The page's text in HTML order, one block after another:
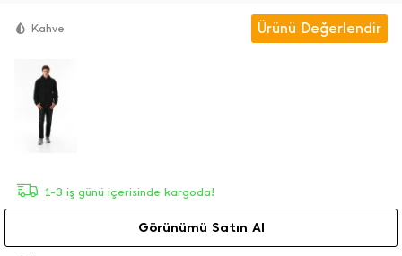
Kahve Ürünü Değerlendir
1-3 iş günü içerisinde kargoda!
Görünümü Satın Al